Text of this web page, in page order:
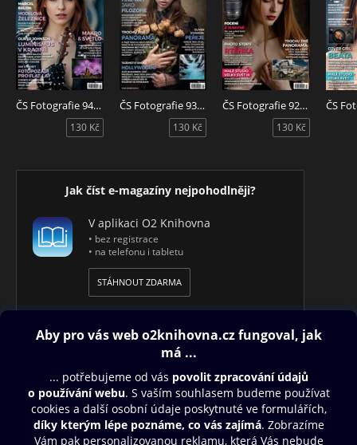
ČS Fotografie 94/2026
130 Kč
ČS Fotografie 93/26
130 Kč
ČS Fotografie 92/2026
130 Kč
Jak číst e-magazíny nejpohodlněji?
V aplikaci O2 Knihovna
• bez registrace
• na telefonu i tabletu
STÁHNOUT ZDARMA
Obsah ke stažení
Moje O2 Knihovna